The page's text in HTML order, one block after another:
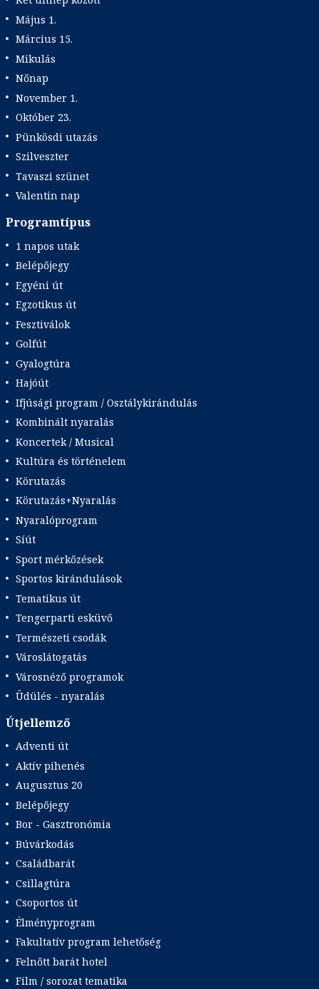
Május 1.
Március 15.
Mikulás
Nőnap
November 1.
Október 23.
Pünkösdi utazás
Szilveszter
Tavaszi szünet
Valentin nap
Programtípus
1 napos utak
Belépőjegy
Egyéni út
Egzotikus út
Fesztiválok
Golfút
Gyalogtúra
Hajóút
Ifjúsági program / Osztálykirándulás
Kombinált nyaralás
Koncertek / Musical
Kultúra és történelem
Körutazás
Körutazás+Nyaralás
Nyaralóprogram
Síút
Sport mérkőzések
Sportos kirándulások
Tematikus út
Tengerparti esküvő
Természeti csodák
Városlátogatás
Városnéző programok
Üdülés - nyaralás
Útjellemző
Adventi út
Aktív pihenés
Augusztus 20
Belépőjegy
Bor - Gasztronómia
Búvárkodás
Családbarát
Csillagtúra
Csoportos út
Élményprogram
Fakultatív program lehetőség
Felnőtt barát hotel
Film / sorozat tematika